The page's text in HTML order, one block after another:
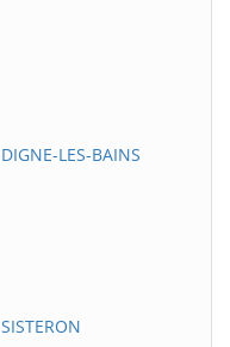
LES-BAINS